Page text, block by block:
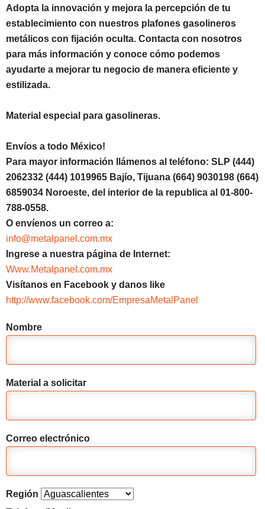
Adopta la innovación y mejora la percepción de tu
establecimiento con nuestros plafones gasolineros
metálicos con fijación oculta. Contacta con nosotros
para más información y conoce cómo podemos
ayudarte a mejorar tu negocio de manera eficiente y
estilizada.
Material especial para gasolineras.
Envíos a todo México!
Para mayor información llámenos al teléfono: SLP (444)
2062332 (444) 1019965 Bajío, Tijuana (664) 9030198 (664)
6859034 Noroeste, del interior de la republica al 01-800-
788-0558.
O envíenos un correo a:
info@metalpanel.com.mx
Ingrese a nuestra página de Internet:
Www.Metalpanel.com.mx
Visítanos en Facebook y danos like
http://www.facebook.com/EmpresaMetalPanel
Nombre
Material a solicitar
Correo electrónico
Región